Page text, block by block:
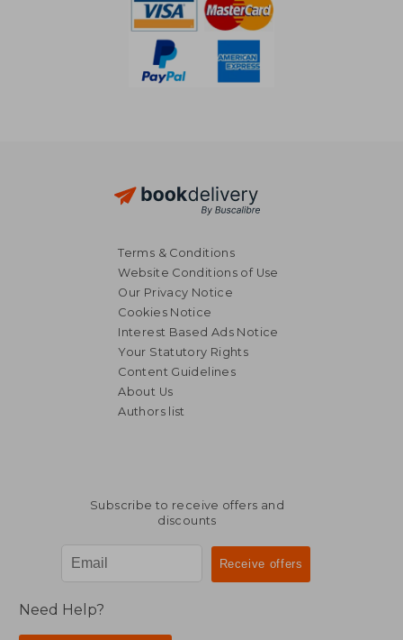
NT$ 895
Terms & Conditions
Website Conditions of Use
Our Privacy Notice
Cookies Notice
Interest Based Ads Notice
Your Statutory Rights
Content Guidelines
About Us
Authors list
Subscribe to receive offers and
discounts
Need Help?